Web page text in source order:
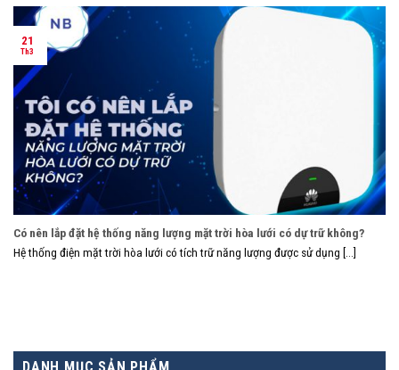
Có nên lắp đặt hệ thống năng lượng mặt trời hòa lưới có dự trữ không?
Hệ thống điện mặt trời hòa lưới có tích trữ năng lượng được sử dụng [...]
21
Th3